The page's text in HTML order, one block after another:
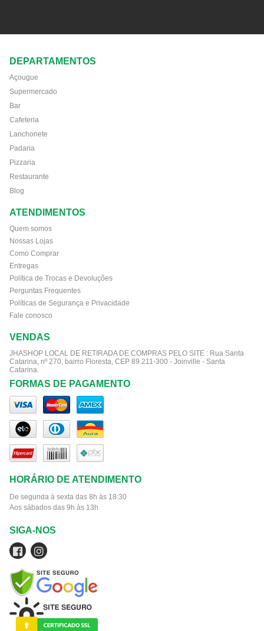
DEPARTAMENTOS
Açougue
Supermercado
Bar
Cafeteria
Lanchonete
Padaria
Pizzaria
Restaurante
Blog
ATENDIMENTOS
Quem somos
Nossas Lojas
Como Comprar
Entregas
Política de Trocas e Devoluções
Perguntas Frequentes
Políticas de Segurança e Privacidade
Fale conosco
VENDAS
JHASHOP LOCAL DE RETIRADA DE COMPRAS PELO SITE : Rua Santa
Catarina, nº 270, bairro Floresta, CEP 89.211-300 - Joinville - Santa
Catarina.
FORMAS DE PAGAMENTO
HORÁRIO DE ATENDIMENTO
De segunda à sexta das 8h às 18:30
Aos sábados das 9h às 13h
SIGA-NOS